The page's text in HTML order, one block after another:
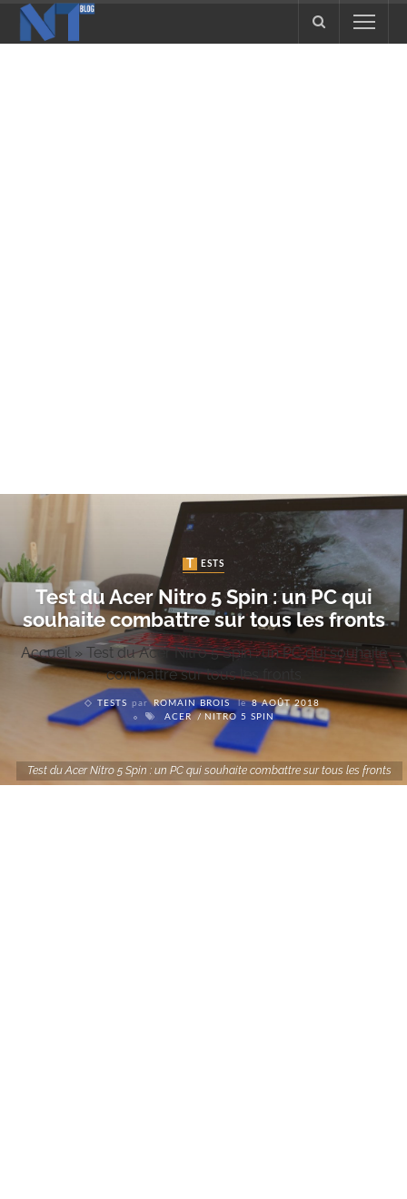
TESTS
Test du Acer Nitro 5 Spin : un PC qui
souhaite combattre sur tous les fronts
Accueil» Test du Acer Nitro 5 Spin : un PC qui souhaite
combattre sur tous les fronts
TESTS par ROMAIN BROIS le 8 AOÛT 2018
ACER
NITRO 5 SPIN
Test du Acer Nitro 5 Spin : un PC qui souhaite combattre sur tous les fronts